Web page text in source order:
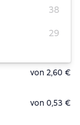
38
29
von 0,83 €
von 2,60 €
von 0,53 €